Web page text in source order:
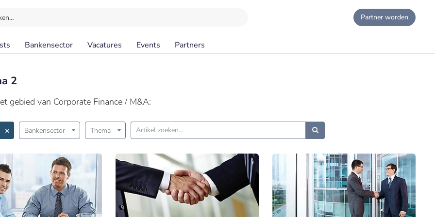
Partner worden
Bankensector Vacatures Events Partners
2
gebied van Corporate Finance / M&A:
Bankensector Thema